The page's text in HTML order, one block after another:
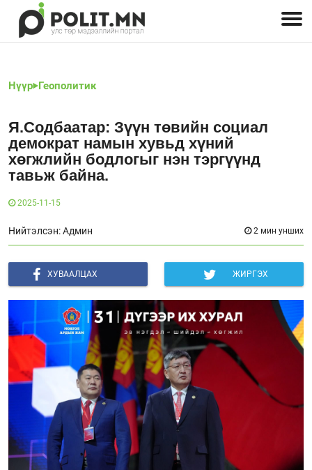
Нүүр Геополитик
Я.Содбаатар: Зүүн төвийн социал
демократ намын хувьд хүний
хөгжлийн бодлогыг нэн тэргүүнд
тавьж байна.
2025-11-15
Нийтэлсэн: Админ 2 мин унших
ХУВААЛЦАХ ЖИРГЭХ